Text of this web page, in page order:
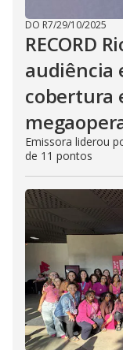
DO R7/29/10/2025
RECORD
audiência
cobertura
Emissora liderou
de 11 pontos